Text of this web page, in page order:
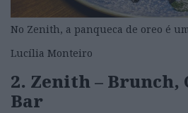
No Zenith, a panqueca de oreo é
Lucília Monteiro
2. Zenith – Brunch,
Bar